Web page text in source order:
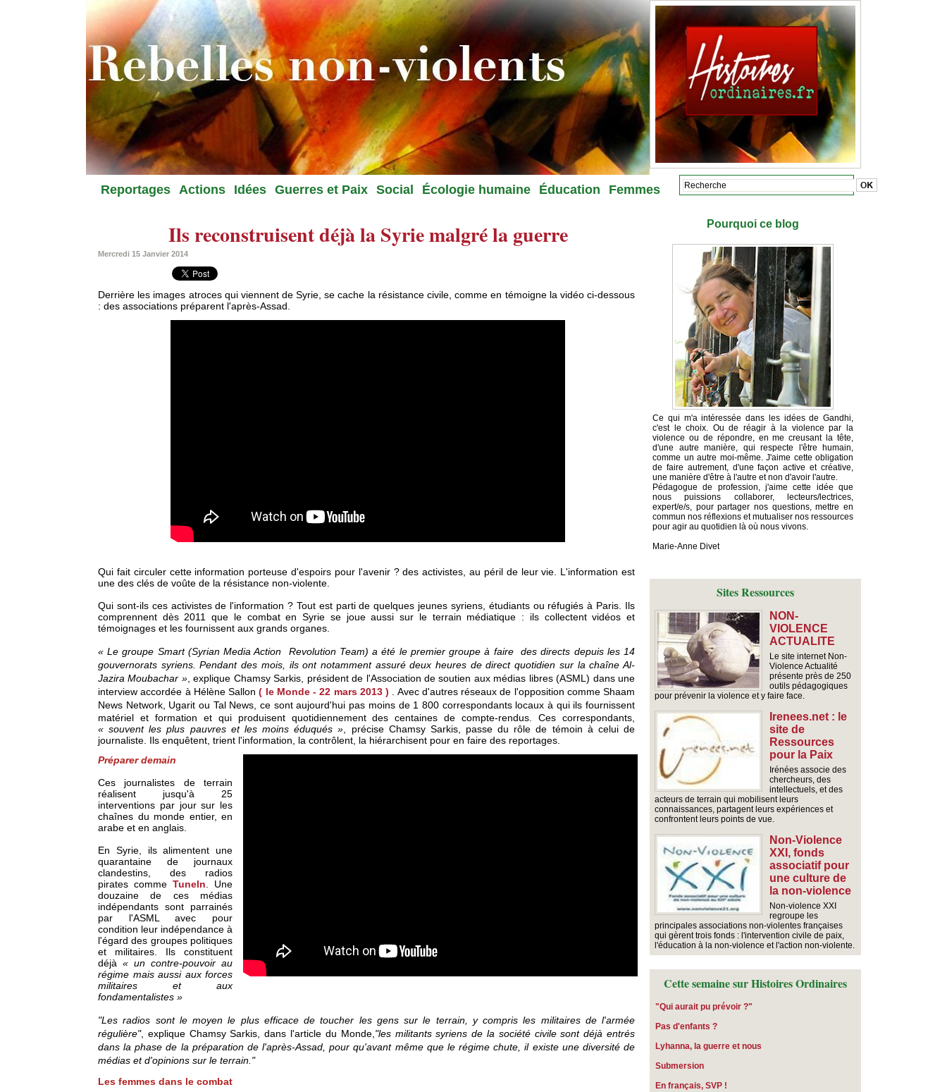
Reportages Actions Idées Guerres et Paix Social Écologie humaine Éducation Femmes
Ils reconstruisent déjà la Syrie malgré la guerre
Mercredi 15 Janvier 2014
Derrière les images atroces qui viennent de Syrie, se cache la résistance civile, comme en témoigne la vidéo ci-dessous
: des associations préparent l'après-Assad.
Qui fait circuler cette information porteuse d'espoirs pour l'avenir ? des activistes, au péril de leur vie. L'information est
une des clés de voûte de la résistance non-violente.
Qui sont-ils ces activistes de l'information ? Tout est parti de quelques jeunes syriens, étudiants ou réfugiés à Paris. Ils
comprennent dès 2011 que le combat en Syrie se joue aussi sur le terrain médiatique : ils collectent vidéos et
témoignages et les fournissent aux grands organes.
« Le groupe Smart (Syrian Media Action Revolution Team) a été le premier groupe à faire des directs depuis les 14
gouvernorats syriens. Pendant des mois, ils ont notamment assuré deux heures de direct quotidien sur la chaîne Al-
Jazira Moubachar », explique Chamsy Sarkis, président de l'Association de soutien aux médias libres (ASML) dans une
interview accordée à Hélène Sallon( le Monde - 22 mars 2013 )
. Avec d'autres réseaux de l'opposition comme Shaam
News Network, Ugarit ou Tal News, ce sont aujourd'hui pas moins de 1 800 correspondants locaux à qui ils fournissent
matériel et formation et qui produisent quotidiennement des centaines de compte-rendus. Ces correspondants,
« souvent les plus pauvres et les moins éduqués » , précise Chamsy Sarkis, passe du rôle de témoin à celui de
journaliste. Ils enquêtent, trient l'information, la contrôlent, la hiérarchisent pour en faire des reportages.
Préparer demain
Ces journalistes de terrain
réalisent jusqu'à 25
interventions par jour sur les
chaînes du monde entier, en
arabe et en anglais.
En Syrie, ils alimentent une
quarantaine de journaux
clandestins, des radios
pirates comme Tuneln . Une
douzaine de ces médias
indépendants sont parrainés
par l'ASML avec pour
condition leur indépendance à
l'égard des groupes politiques
et militaires. Ils constituent
déjà « un contre-pouvoir au
régime mais aussi aux forces
militaires et aux
fondamentalistes »
"Les radios sont le moyen le plus efficace de toucher les gens sur le terrain, y compris les militaires de l'armée
régulière", explique Chamsy Sarkis, dans l'article du Monde, "les militants syriens de la société civile sont déjà entrés
dans la phase de la préparation de l'après-Assad, pour qu'avant même que le régime chute, il existe une diversité de
médias et d'opinions sur le terrain."
Les femmes dans le combat
Pourquoi ce blog
Ce qui m'a intéressée dans les idées de Gandhi,
c'est le choix. Ou de réagir à la violence par la
violence ou de répondre, en me creusant la tête,
d'une autre manière, qui respecte l'être humain,
comme un autre moi-même. J'aime cette obligation
de faire autrement, d'une façon active et créative,
une manière d'être à l'autre et non d'avoir l'autre.
Pédagogue de profession, j'aime cette idée que
nous puissions collaborer, lecteurs/lectrices,
expert/e/s, pour partager nos questions, mettre en
commun nos réflexions et mutualiser nos ressources
pour agir au quotidien là où nous vivons.
Marie-Anne Divet
Sites Ressources
NON-
VIOLENCE
ACTUALITE
Le site internet Non-
Violence Actualité
présente près de 250
outils pédagogiques
pour prévenir la violence et y faire face.
Irenees.net : le
site de
Ressources
pour la Paix
Irénées associe des
chercheurs, des
intellectuels, et des
acteurs de terrain qui mobilisent leurs
connaissances, partagent leurs expériences et
confrontent leurs points de vue.
Non-Violence
XXI, fonds
associatif pour
une culture de
la non-violence
Non-violence XXI
regroupe les
principales associations non-violentes françaises
qui gèrent trois fonds : l'intervention civile de paix,
l'éducation à la non-violence et l'action non-violente.
Cette semaine sur Histoires Ordinaires
"Qui aurait pu prévoir ?"
Pas d'enfants ?
​Lyhanna, la guerre et nous
Submersion
En français, SVP !